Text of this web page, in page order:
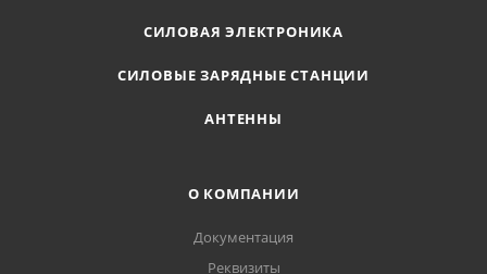
СИЛОВАЯ ЭЛЕКТРОНИКА
СИЛОВЫЕ ЗАРЯДНЫЕ СТАНЦИИ
АНТЕННЫ
О КОМПАНИИ
Документация
Реквизиты